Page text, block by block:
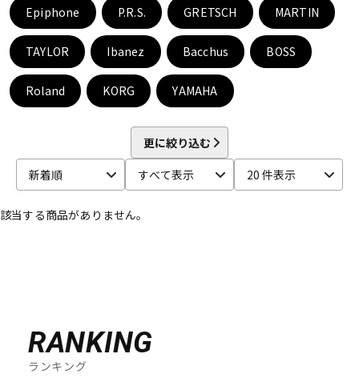
Epiphone P.R.S. GRETSCH MARTIN
TAYLOR Ibanez Bacchus BOSS
Roland KORG YAMAHA
更に絞り込む
新着順
すべて表示 20 件表示
該当する商品がありません。
RANKING
ランキング